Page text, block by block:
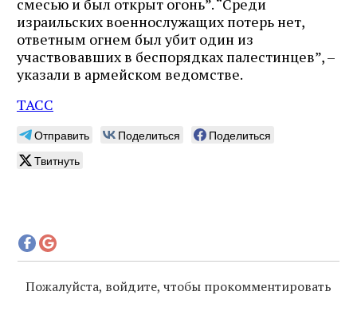
израильских военнослужащих потерь нет,
ответным огнем был убит один из
участвовавших в беспорядках палестинцев”, –
указали в армейском ведомстве.
ТАСС
Отправить Поделиться
Поделиться
Твитнуть
Пожалуйста, войдите, чтобы прокомментировать